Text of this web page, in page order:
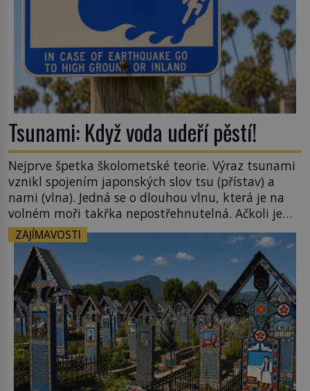
Tsunami: Když voda udeří pěstí!
Nejprve špetka školometské teorie. Výraz tsunami
vznikl spojením japonských slov tsu (přístav) a
nami (vlna). Jedná se o dlouhou vlnu, která je na
volném moři takřka nepostřehnutelná. Ačkoli je
vlnová délka tsunami i 300 kilometrů, výška vlny
na volném moři je maximálně 1,5 metru. Máme se
podobné obří vlny obávat i v Evropě? Vznik
tsunami si […]
ZAJÍMAVOSTI